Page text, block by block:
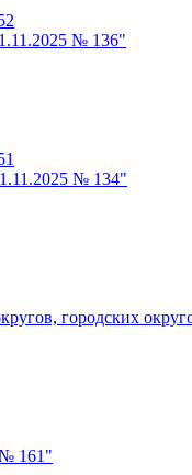
№ 136"
№ 134"
городских
№ 161"